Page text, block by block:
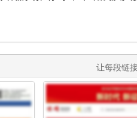
让每段链